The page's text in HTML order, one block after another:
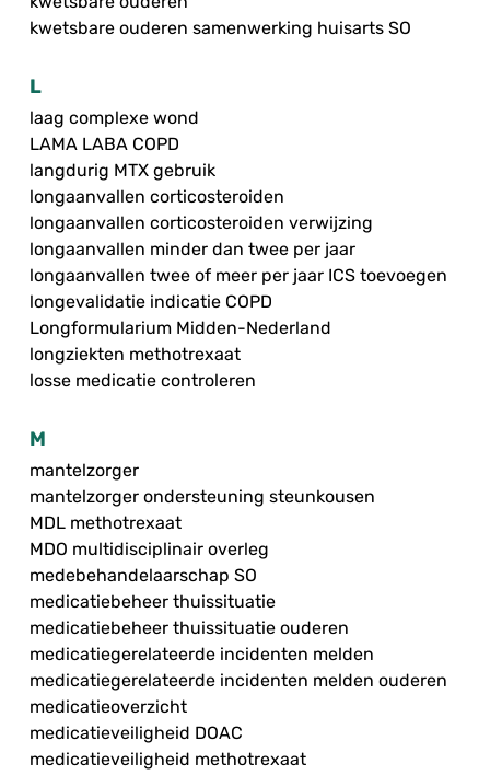
kwetsbare ouderen samenwerking huisarts SO
L
laag complexe wond
LAMA LABA COPD
langdurig MTX gebruik
longaanvallen corticosteroiden
longaanvallen corticosteroiden verwijzing
longaanvallen minder dan twee per jaar
longaanvallen twee of meer per jaar ICS toevoegen
longevalidatie indicatie COPD
Longformularium Midden-Nederland
longziekten methotrexaat
losse medicatie controleren
M
mantelzorger
mantelzorger ondersteuning steunkousen
MDL methotrexaat
MDO multidisciplinair overleg
medebehandelaarschap SO
medicatiebeheer thuissituatie
medicatiebeheer thuissituatie ouderen
medicatiegerelateerde incidenten melden
medicatiegerelateerde incidenten melden ouderen
medicatieoverzicht
medicatieveiligheid DOAC
medicatieveiligheid methotrexaat